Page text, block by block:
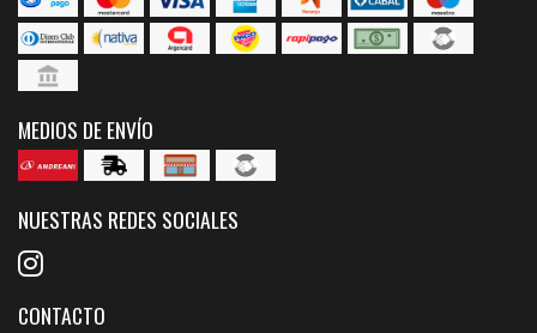
MEDIOS DE ENVÍO
NUESTRAS REDES SOCIALES
CONTACTO